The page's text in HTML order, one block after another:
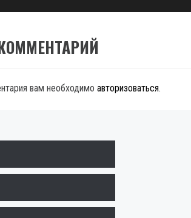
вам необходимо авторизоваться.